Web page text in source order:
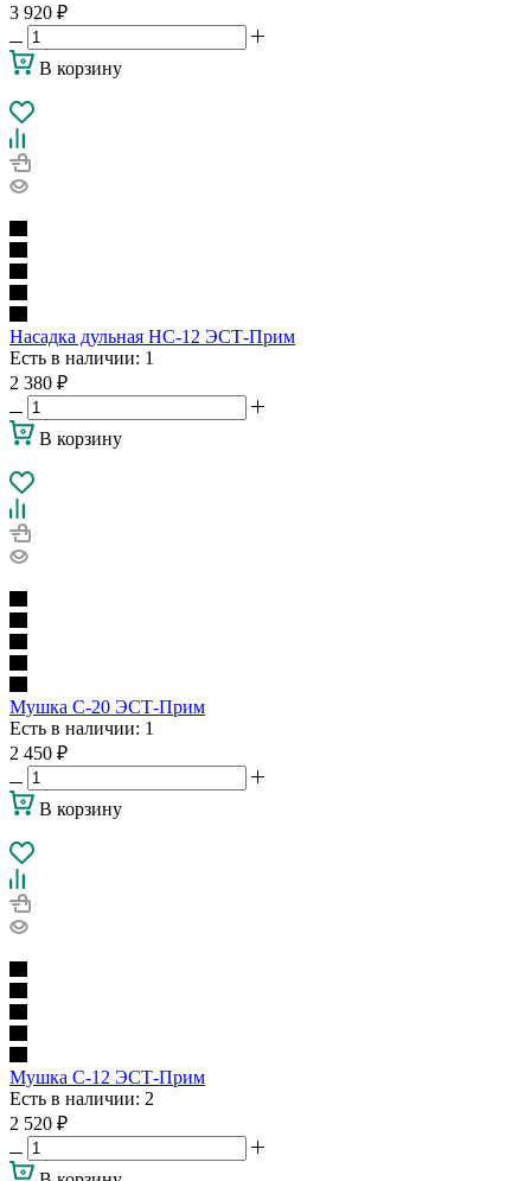
3 920 ₽
В корзину
Насадка дульная НС-12 ЭСТ-Прим
Есть в наличии: 1
2 380 ₽
В корзину
Мушка С-20 ЭСТ-Прим
Есть в наличии: 1
2 450 ₽
В корзину
Мушка С-12 ЭСТ-Прим
Есть в наличии: 2
2 520 ₽